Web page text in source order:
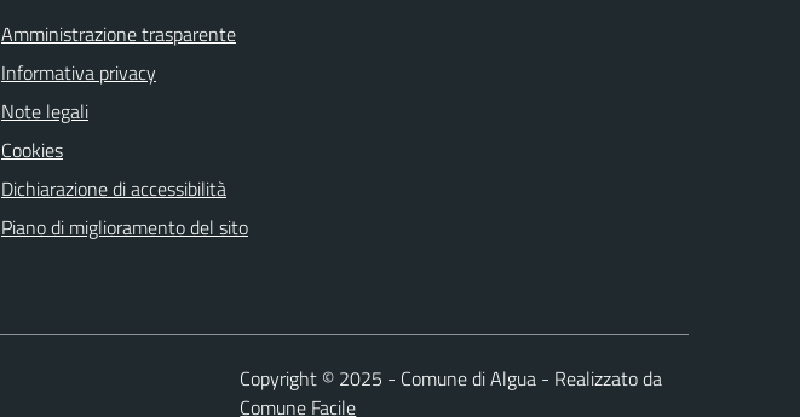
Amministrazione trasparente
Informativa privacy
Note legali
Cookies
Dichiarazione di accessibilità
Piano di miglioramento del sito
Copyright © 2025 - Comune di Algua - Realizzato da
Comune Facile